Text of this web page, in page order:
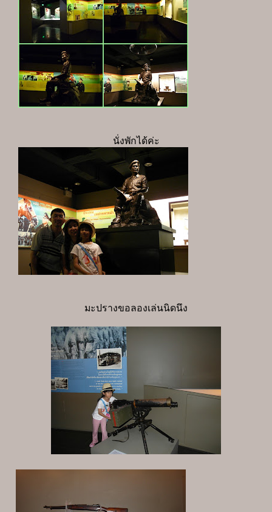
นั่งพักได้ค่ะ
มะปรางขอลองเล่นนิดนึง